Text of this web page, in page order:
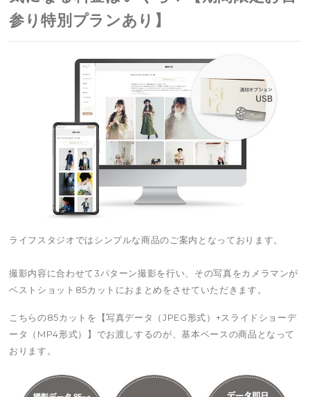
参り特別プランあり】
ライフスタジオではシンプルな商品のご案内となっております。
撮影内容に合わせて3パターン撮影を行い、その写真をカメラマンが
ベストショット85カットにおまとめをさせていただきます。
こちらの85カットを【写真データ（JPEG形式）+スライドショーデ
ータ（MP4形式）】でお渡しするのが、基本ベースの商品となって
おります。